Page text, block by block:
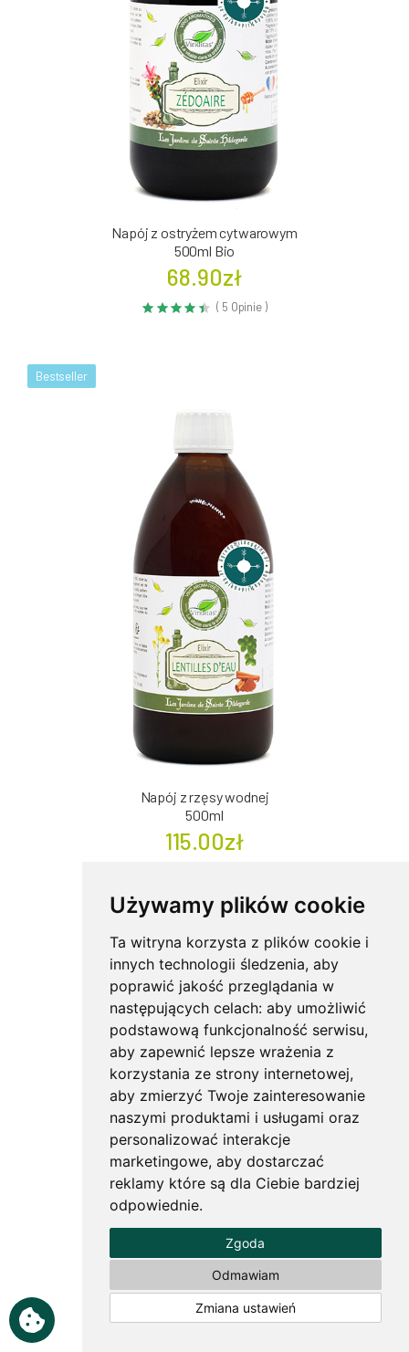
Używamy plików cookie
Ta witryna korzysta z plików cookie i
innych technologii śledzenia, aby
poprawić jakość przeglądania w
następujących celach: aby umożliwić
podstawową funkcjonalność serwisu,
aby zapewnić lepsze wrażenia z
korzystania ze strony internetowej,
aby zmierzyć Twoje zainteresowanie
naszymi produktami i usługami oraz
personalizować interakcje
marketingowe, aby dostarczać
reklamy które są dla Ciebie bardziej
odpowiednie.
Zgoda
Odmawiam
Zmiana ustawień
Napój z ostryżem cytwarowym
500ml Bio
68.90zł
( 5 Opinie )
Bestseller
Napój z rzęsy wodnej
500ml
115.00zł